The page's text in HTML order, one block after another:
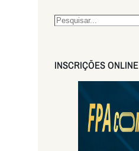
S
rINSCRIÇŌES ONLINE